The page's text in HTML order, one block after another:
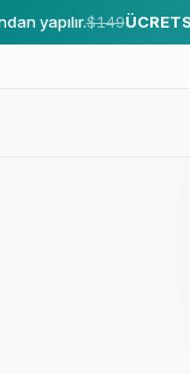
yapılır.$149